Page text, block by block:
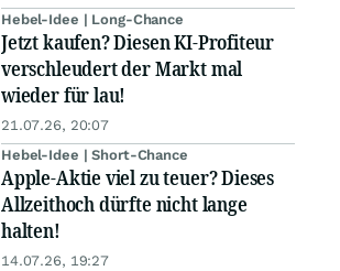
Hebel-Idee | Long-Chance
Jetzt kaufen? Diesen KI-Profiteur
verschleudert der Markt mal
wieder für lau!
21.07.26, 20:07
Hebel-Idee | Short-Chance
Apple-Aktie viel zu teuer? Dieses
Allzeithoch dürfte nicht lange
halten!
14.07.26, 19:27